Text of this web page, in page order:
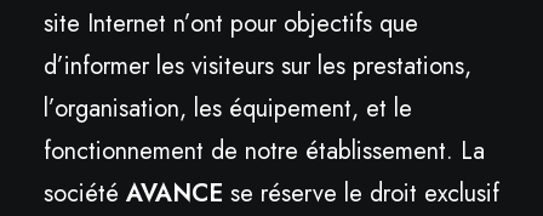
site Internet n’ont pour objectifs que
d’informer les visiteurs sur les prestations,
l’organisation, les équipement, et le
fonctionnement de notre établissement. La
société AVANCE se réserve le droit exclusif